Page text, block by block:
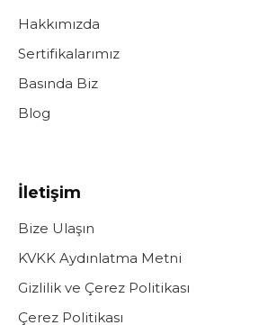
Hakkımızda
Sertifikalarımız
Basında Biz
Blog
İletişim
Bize Ulaşın
KVKK Aydınlatma Metni
Gizlilik ve Çerez Politikası
Çerez Politikası